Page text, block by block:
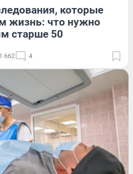
которые
жизнь: что нужно
старше 50
1 662 4